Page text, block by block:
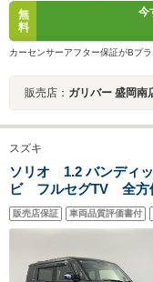
無
料
今
カーセンサーアフター保証がBプ
販売店： ガリバー 盛岡南
スズキ
ソリオ 1.2 バンディ
ビ フルセグTV 全方
ースライドドア
正15インチAW 純正
レザーステアリング
販売店保証 車両品質評価書付